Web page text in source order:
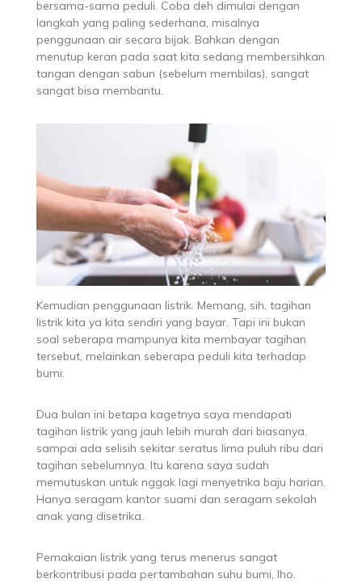
bersama-sama peduli. Coba deh dimulai dengan
langkah yang paling sederhana, misalnya
penggunaan air secara bijak. Bahkan dengan
menutup keran pada saat kita sedang membersihkan
tangan dengan sabun (sebelum membilas), sangat
sangat bisa membantu.
Kemudian penggunaan listrik. Memang, sih, tagihan
listrik kita ya kita sendiri yang bayar. Tapi ini bukan
soal seberapa mampunya kita membayar tagihan
tersebut, melainkan seberapa peduli kita terhadap
bumi.
Dua bulan ini betapa kagetnya saya mendapati
tagihan listrik yang jauh lebih murah dari biasanya,
sampai ada selisih sekitar seratus lima puluh ribu dari
tagihan sebelumnya. Itu karena saya sudah
memutuskan untuk nggak lagi menyetrika baju harian.
Hanya seragam kantor suami dan seragam sekolah
anak yang disetrika.
Pemakaian listrik yang terus menerus sangat
berkontribusi pada pertambahan suhu bumi, lho.